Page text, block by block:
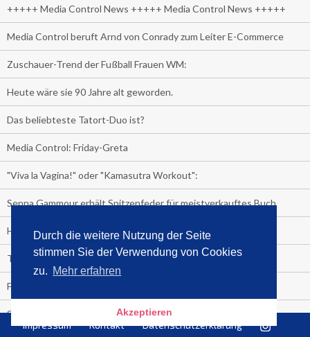
Durch die weitere Nutzung der Seite
stimmen Sie der Verwendung von Cookies
zu. Mehr erfahren
Akzeptieren
+++++ Media Control News +++++ Media Control News +++++
Media Control beruft Arnd von Conrady zum Leiter E-Commerce
Zuschauer-Trend der Fußball Frauen WM:
Heute wäre sie 90 Jahre alt geworden.
Das beliebteste Tatort-Duo ist?
Media Control: Friday-Greta
"Viva la Vagina!" oder "Kamasutra Workout":
Senna Gammour erhält Spitzenfeder für meistverkauftes Buch
Heute ist Welttag des Buches!
TV-Marktanteile auf einen Blick
Fußball TV-Quoten:
Sensationell!
Impressum Kontakt Datenschutzerklärung